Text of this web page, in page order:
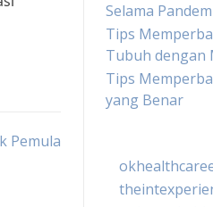
Pemula
Selama
Tips
Tubuh dengan
Tips
yang Benar